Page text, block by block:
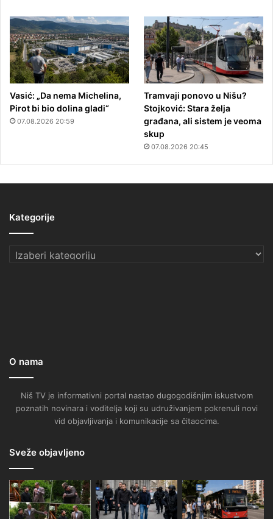
Vasić: „Da nema Michelina,
Pirot bi bio dolina gladi“
07.08.2026 20:59
Tramvaji ponovo u Nišu?
Stojković: Stara želja
građana, ali sistem je veoma
skup
07.08.2026 20:45
Kategorije
Kategorije
O nama
Niš TV je informativni portal nastao dugogodišnjim iskustvom
poznatih novinara i voditelja koji su udruživanjem pokrenuli novi
vid objavljivanja i komunikacije sa čitaocima.
Sveže objavljeno